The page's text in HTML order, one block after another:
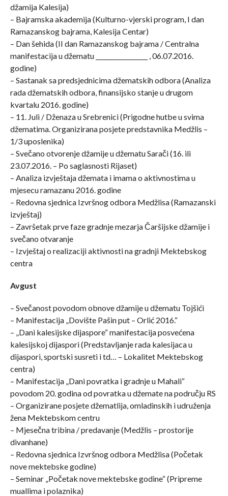
džamija Kalesija)
– Bajramska akademija (Kulturno-vjerski program, I dan
Ramazanskog bajrama, Kalesija Centar)
– Dan šehida (II dan Ramazanskog bajrama / Centralna
manifestacija u džematu _________________ , 06.07.2016.
godine)
– Sastanak sa predsjednicima džematskih odbora (Analiza
rada džematskih odbora, finansijsko stanje u drugom
kvartalu 2016. godine)
– 11. Juli / Dženaza u Srebrenici (Prigodne hutbe u svima
džematima. Organizirana posjete predstavnika Medžlis –
1/3 uposlenika)
– Svečano otvorenje džamije u džematu Sarači (16. ili
23.07.2016. – Po saglasnosti Rijaset)
– Analiza izvještaja džemata i imama o aktivnostima u
mjesecu ramazanu 2016. godine
– Redovna sjednica Izvršnog odbora Medžlisa (Ramazanski
izvještaj)
– Završetak prve faze gradnje mezarja Čaršijske džamije i
svečano otvaranje
– Izvještaj o realizaciji aktivnosti na gradnji Mektebskog
centra
Avgust
– Svečanost povodom obnove džamije u džematu Tojšići
– Manifestacija „Dovište Pašin put – Orlić 2016.“
– „Dani kalesijske dijaspore“ manifestacija posvećena
kalesijskoj dijaspori (Predstavljanje rada kalesijaca u
dijaspori, sportski susreti i td… – Lokalitet Mektebskog
centra)
– Manifestacija „Dani povratka i gradnje u Mahali“
povodom 20. godina od povratka u džemate na području RS
– Organizirane posjete džematlija, omladinskih i udruženja
žena Mektebskom centru
– Mjesečna tribina / predavanje (Medžlis – prostorije
divanhane)
– Redovna sjednica Izvršnog odbora Medžlisa (Početak
nove mektebske godine)
– Seminar „Početak nove mektebske godine“ (Pripreme
muallima i polaznika)